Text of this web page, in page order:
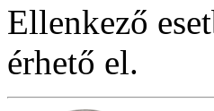
Ellenkező
érhető el.